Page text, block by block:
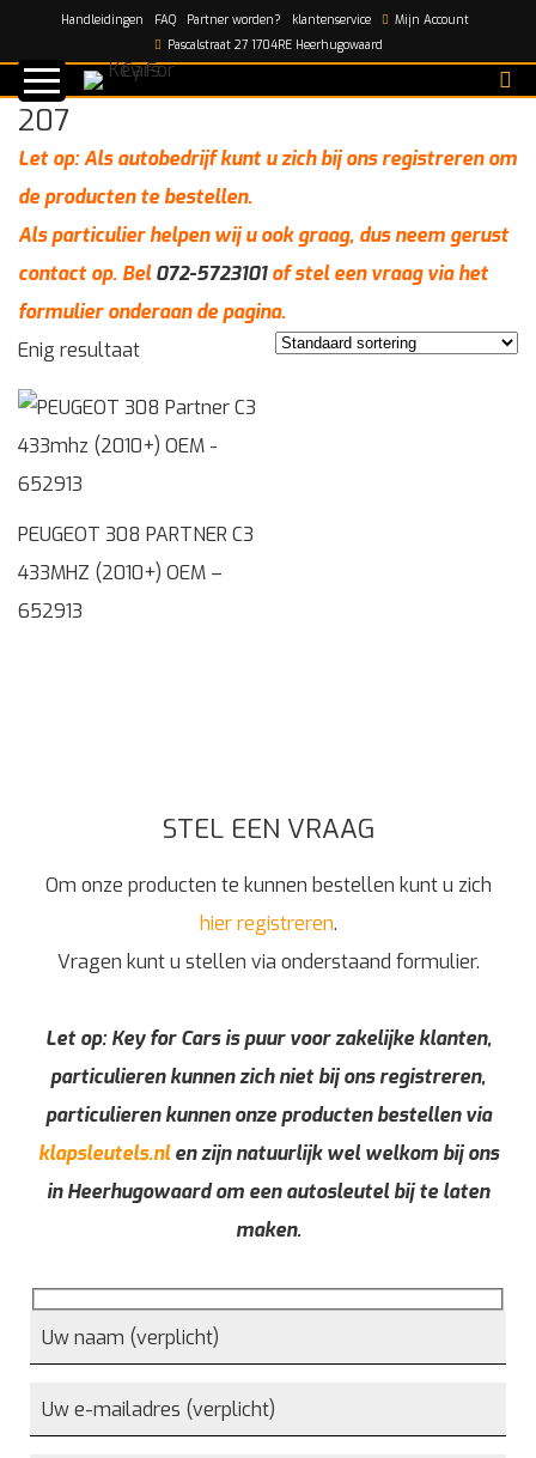
Handleidingen FAQ Partner worden? klantenservice
Mijn Account
Pascalstraat 27 1704RE Heerhugowaard
Home/207
207
Let op: Als autobedrijf kunt u zich bij ons registreren om
de producten te bestellen.
Als particulier helpen wij u ook graag, dus neem gerust
contact op. Bel072-5723101of stel een vraag via het
formulier onderaan de pagina.
Enig resultaat
PEUGEOT 308 PARTNER C3
433MHZ (2010+) OEM –
652913
STEL EEN VRAAG
Om onze producten te kunnen bestellen kunt u zich
hier registreren.
Vragen kunt u stellen via onderstaand formulier.
Let op: Key for Cars is puur voor zakelijke klanten,
particulieren kunnen zich niet bij ons registreren,
particulieren kunnen onze producten bestellen via
klapsleutels.nlen zijn natuurlijk wel welkom bij ons
in Heerhugowaard om een autosleutel bij te laten
maken.